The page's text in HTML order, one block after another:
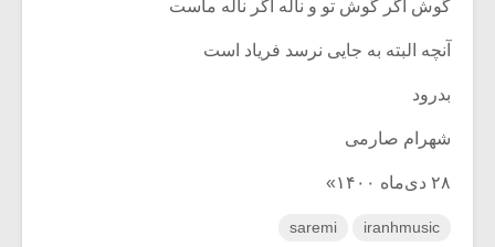
گوش اگر گوش تو و ناله اگر ناله ماست
آنچه البته به جایی نرسد فریاد است
بدرود
شهرام صارمی
۲۸ دی‌ماه ۱۴۰۰»
iranhmusic
saremi